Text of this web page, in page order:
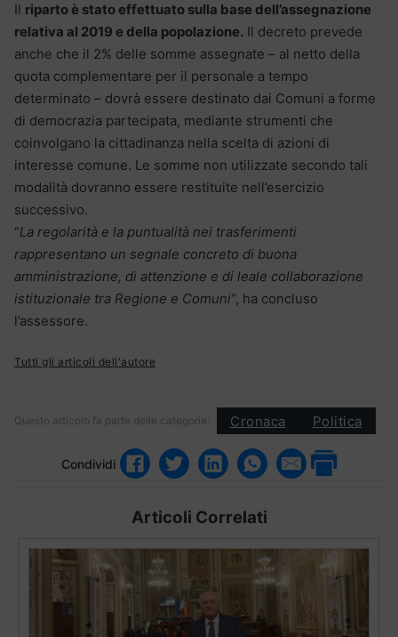
Il riparto è stato effettuato sulla base dell’assegnazione
relativa al 2019 e della popolazione. Il decreto prevede
anche che il 2% delle somme assegnate – al netto della
quota complementare per il personale a tempo
determinato – dovrà essere destinato dai Comuni a forme
di democrazia partecipata, mediante strumenti che
coinvolgano la cittadinanza nella scelta di azioni di
interesse comune. Le somme non utilizzate secondo tali
modalità dovranno essere restituite nell’esercizio
successivo.
“La regolarità e la puntualità nei trasferimenti
rappresentano un segnale concreto di buona
amministrazione, di attenzione e di leale collaborazione
istituzionale tra Regione e Comuni“, ha concluso
l’assessore.
Tutti gli articoli dell'autore
Questo articolo fa parte delle categorie: Cronaca Politica
Condividi
Articoli Correlati